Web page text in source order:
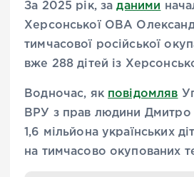
За 2025 рік, заданими
Херсонської ОВА
тимчасової російської
вже 288 дітей із
Водночас, як повідомляв
ВРУ з прав людини Дмитро
1,6 мільйона українських
на тимчасово окупованих